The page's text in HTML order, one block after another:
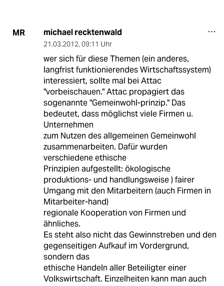
MR michael recktenwald
21.03.2012, 09:11 Uhr
wer sich für diese Themen (ein anderes,
langfrist funktionierendes Wirtschaftssystem)
interessiert, sollte mal bei Attac
"vorbeischauen." Attac propagiert das
sogenannte "Gemeinwohl-prinzip." Das
bedeutet, dass möglichst viele Firmen u.
Unternehmen
zum Nutzen des allgemeinen Gemeinwohl
zusammenarbeiten. Dafür wurden
verschiedene ethische
Prinzipien aufgestellt: ökologische
produktions- und handlungsweise ) fairer
Umgang mit den Mitarbeitern (auch Firmen in
Mitarbeiter-hand)
regionale Kooperation von Firmen und
ähnliches.
Es steht also nicht das Gewinnstreben und den
gegenseitigen Aufkauf im Vordergrund,
sondern das
ethische Handeln aller Beteiligter einer
Volkswirtschaft. Einzelheiten kann man auch